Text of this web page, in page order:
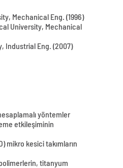
Mechanical Eng. (1996)
University, Mechanical
Industrial Eng. (2007)
yöntemler
etkileşiminin
mikro kesici takımların
titanyum